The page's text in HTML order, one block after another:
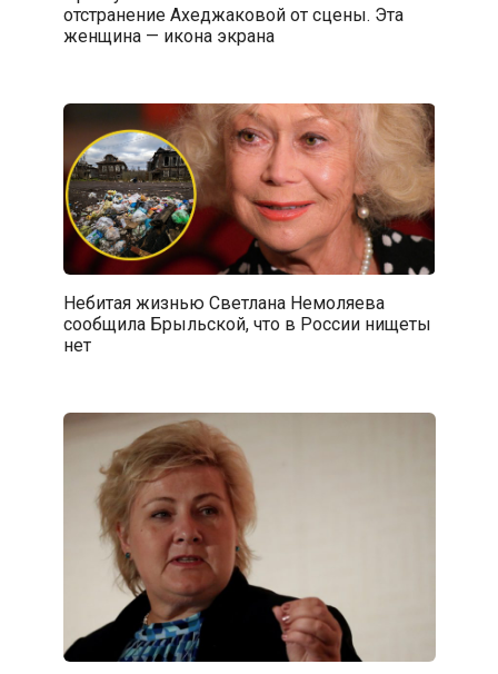
отстранение Ахеджаковой от сцены. Эта
женщина — икона экрана
Небитая жизнью Светлана Немоляева
сообщила Брыльской, что в России нищеты
нет